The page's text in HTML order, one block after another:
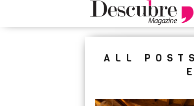
google-site-
ALL